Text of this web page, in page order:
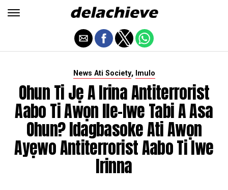
News Ati Society, Imulo
Ohun Ti Jẹ A Irina Antiterrorist
Aabo Ti Awọn Ile-Iwe Tabi A Asa
Ohun? Idagbasoke Ati Awọn
Ayẹwo Antiterrorist Aabo Ti Iwe
Irinna